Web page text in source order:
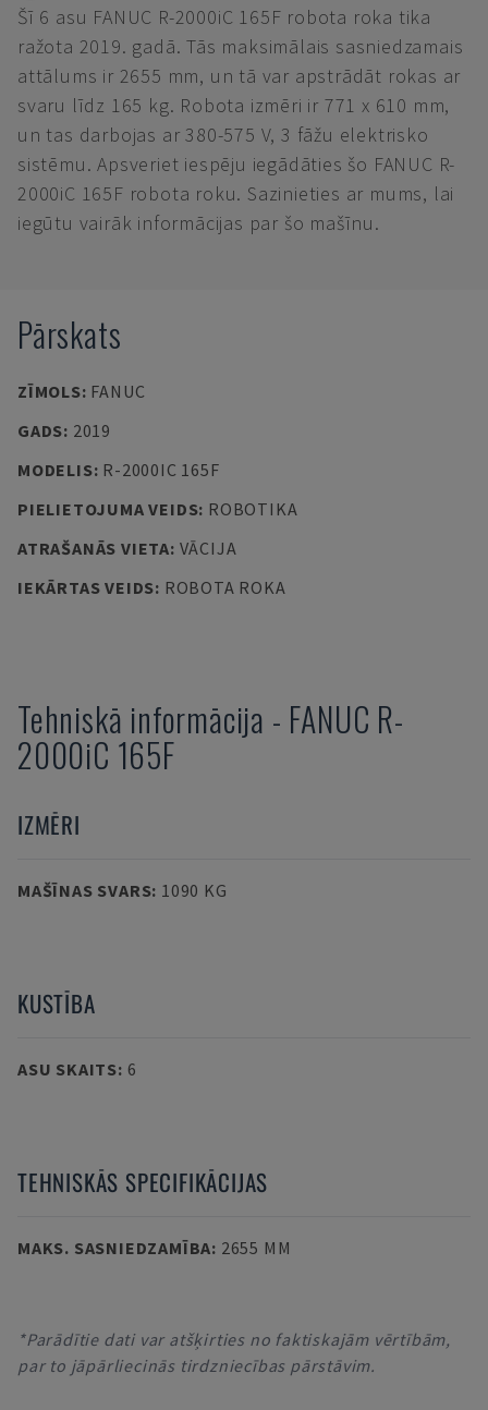
Šī 6 asu FANUC R-2000iC 165F robota roka tika
ražota 2019. gadā. Tās maksimālais sasniedzamais
attālums ir 2655 mm, un tā var apstrādāt rokas ar
svaru līdz 165 kg. Robota izmēri ir 771 x 610 mm,
un tas darbojas ar 380-575 V, 3 fāžu elektrisko
sistēmu. Apsveriet iespēju iegādāties šo FANUC R-
2000iC 165F robota roku. Sazinieties ar mums, lai
iegūtu vairāk informācijas par šo mašīnu.
Pārskats
ZĪMOLS: FANUC
GADS: 2019
MODELIS: R-2000IC 165F
PIELIETOJUMA VEIDS: ROBOTIKA
ATRAŠANĀS VIETA: VĀCIJA
IEKĀRTAS VEIDS: ROBOTA ROKA
Tehniskā informācija - FANUC R-
2000iC 165F
IZMĒRI
MAŠĪNAS SVARS: 1090 KG
KUSTĪBA
ASU SKAITS: 6
TEHNISKĀS SPECIFIKĀCIJAS
MAKS. SASNIEDZAMĪBA: 2655 MM
*Parādītie dati var atšķirties no faktiskajām vērtībām,
par to jāpārliecinās tirdzniecības pārstāvim.